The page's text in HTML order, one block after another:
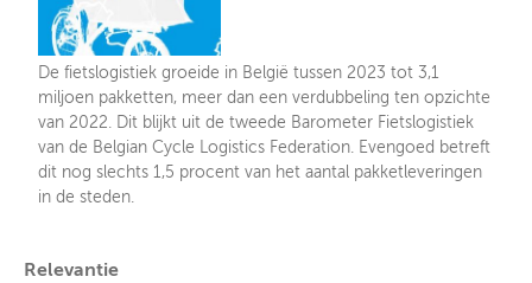
De fietslogistiek groeide in België tussen 2023 tot 3,1
miljoen pakketten, meer dan een verdubbeling ten opzichte
van 2022. Dit blijkt uit de tweede Barometer Fietslogistiek
van de Belgian Cycle Logistics Federation. Evengoed betreft
dit nog slechts 1,5 procent van het aantal pakketleveringen
in de steden.
Relevantie